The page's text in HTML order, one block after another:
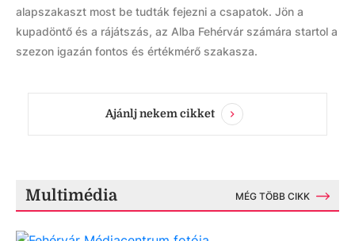
alapszakaszt most be tudták fejezni a csapatok. Jön a
kupadöntő és a rájátszás, az Alba Fehérvár számára startol a
szezon igazán fontos és értékmérő szakasza.
Ajánlj nekem cikket
Multimédia MÉG TÖBB CIKK